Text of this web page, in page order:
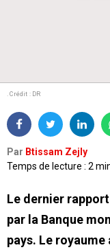
. Crédit : DR
Par Btissam Zejly
Temps de lecture : 2
Le dernier
par la Banque
pays. Le